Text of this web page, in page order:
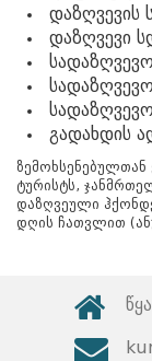
დაზღვევის
დაზღვევი
გადახდის
ტურისტს,
დაზღვეული
დღის ჩათვლით